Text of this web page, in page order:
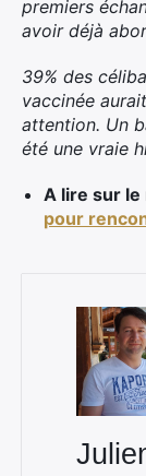
premiers
avoir déjà
39% des
vaccinée
attention. Un
été une vraie
A lire sur le
pour
Rechercher